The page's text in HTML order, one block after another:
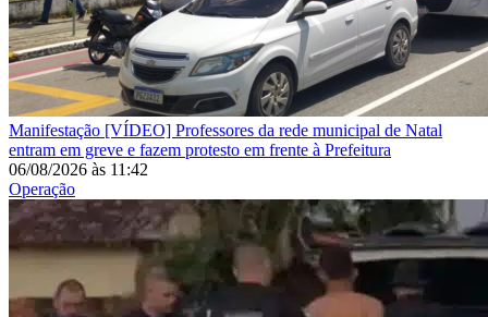
Manifestação [VÍDEO] Professores da rede municipal de Natal
entram em greve e fazem protesto em frente à Prefeitura
06/08/2026 às 11:42
Operação